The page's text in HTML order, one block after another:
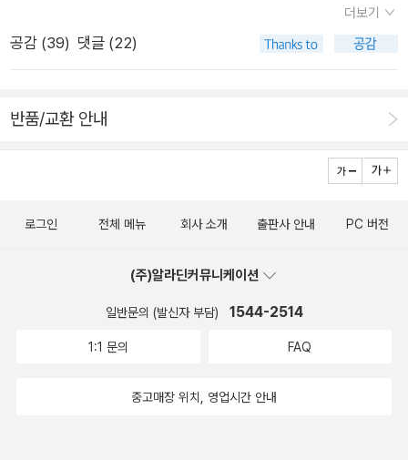
하지만 주문은 미루게 되었다. 안녕.. 한권 남은 자리에 뽑힌 것이
<포르노랜드>. 전부터 다락방님이 추천했던 책인데 이제 읽게
미향'- 미미님 글 보고 찜해놨던 건데, 이번에 사봤다. 하나 써봤
다. 다만 일회용이라 자주 쓰기는 저어되고, 여행갈 때 비행기 같
갈비맛' - 이거 드디어 샀는데, 아직 안 먹어봤다;; 육포 좋아하는
0자평 써야겠다. '본투리드 우드독서대(피너츠와 우드스탁)' - 독
서대가 자꾸 필요한 것 같은 기분이가 들어서 지름. 아주 귀여워
가?;;;<Giraffes>와 <Hello, penguin>은 내셔널 지오그래픽
일 쉬운 단계인 pre-reader에 해당하는 펭귄을 사봤다. 일단 사
른다. 그러나 그 이후로 누구보다 성실히, 꾸준히 작품을 출간하
고 있다. 최혜진 작가는 고정순 작가와의 인터뷰를 이렇게 표현했
쪽) 인터뷰 중 자기 표현의 중요성에 대해 언급하신 부분이 와 닿
았다. 자기 자신에 대해 확신에 찬 사람의 글에는 진짜가 없다는.
감정을 표현할 줄 알아야 타인의 고통에도 예민해질 수 있다는.
일수록 진짜가 된다. 피터 비에리의 책 《자기 결정》(은행나무)에
이 누구인지 알 수 있는 기회를 놓친다.' 어릴 때부터 자기표현에
어려움을 겪었던 작가님이 보시기에 자기표현은 왜 중요한가요?
좋아하는 서점, 지역 도서관에서 성인 독자와 글공부를 하는데요.
아가 자기를 속이는 사람도 있어요. ‘나는 날 잘 알고, 나는 행복
더보기
공감 (39) 댓글 (22)
반품/교환 안내
로그인 전체 메뉴 회사 소개 출판사 안내 PC 버전
(주)알라딘커뮤니케이션
일반문의 (발신자 부담) 1544-2514
1:1 문의 FAQ
중고매장 위치, 영업시간 안내